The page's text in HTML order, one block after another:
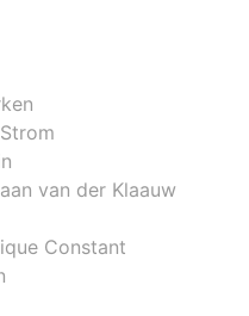
van der Klaauw
Constant